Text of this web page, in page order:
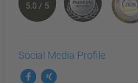
5.0 / 5
Social Media Profile